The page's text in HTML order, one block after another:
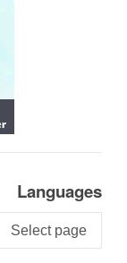
Languages
Languages